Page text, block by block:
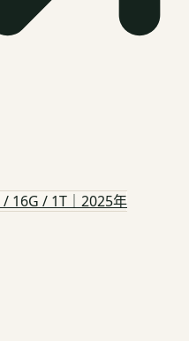
16G / 1T｜2025年